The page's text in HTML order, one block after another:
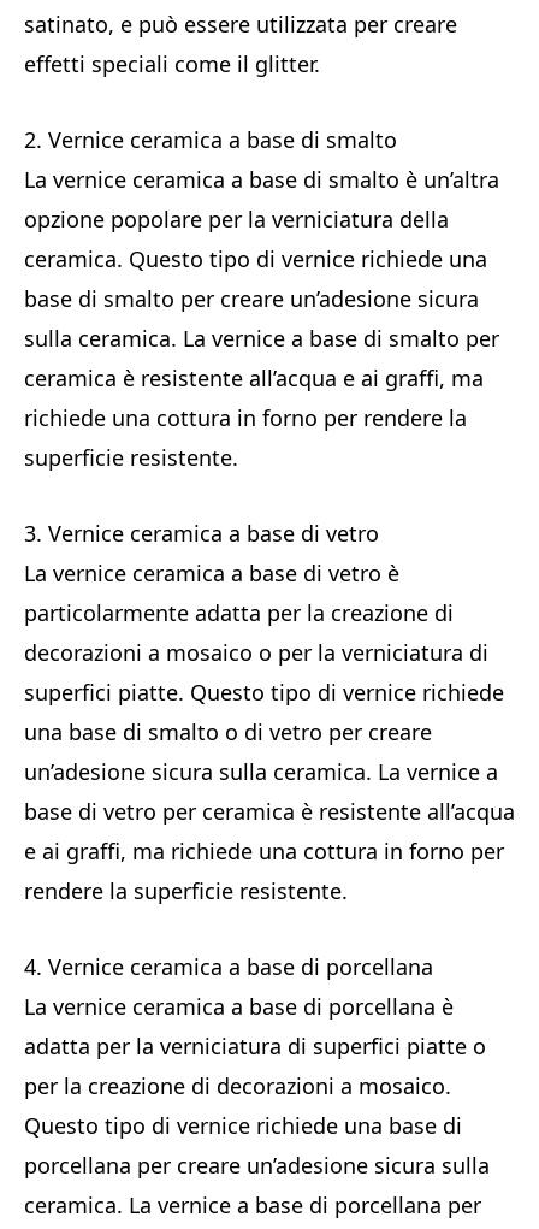
satinato, e può essere utilizzata per creare
effetti speciali come il glitter.
2. Vernice ceramica a base di smalto
La vernice ceramica a base di smalto è un’altra
opzione popolare per la verniciatura della
ceramica. Questo tipo di vernice richiede una
base di smalto per creare un’adesione sicura
sulla ceramica. La vernice a base di smalto per
ceramica è resistente all’acqua e ai graffi, ma
richiede una cottura in forno per rendere la
superficie resistente.
3. Vernice ceramica a base di vetro
La vernice ceramica a base di vetro è
particolarmente adatta per la creazione di
decorazioni a mosaico o per la verniciatura di
superfici piatte. Questo tipo di vernice richiede
una base di smalto o di vetro per creare
un’adesione sicura sulla ceramica. La vernice a
base di vetro per ceramica è resistente all’acqua
e ai graffi, ma richiede una cottura in forno per
rendere la superficie resistente.
4. Vernice ceramica a base di porcellana
La vernice ceramica a base di porcellana è
adatta per la verniciatura di superfici piatte o
per la creazione di decorazioni a mosaico.
Questo tipo di vernice richiede una base di
porcellana per creare un’adesione sicura sulla
ceramica. La vernice a base di porcellana per